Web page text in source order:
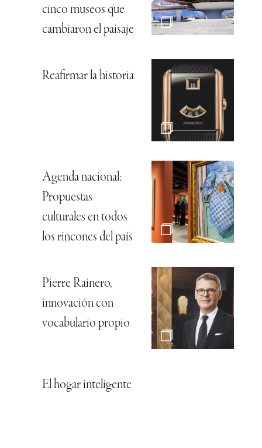
cinco museos que
cambiaron el paisaje
Reafirmar la historia
Agenda nacional:
Propuestas
culturales en todos
los rincones del país
Pierre Rainero,
innovación con
vocabulario propio
El hogar inteligente